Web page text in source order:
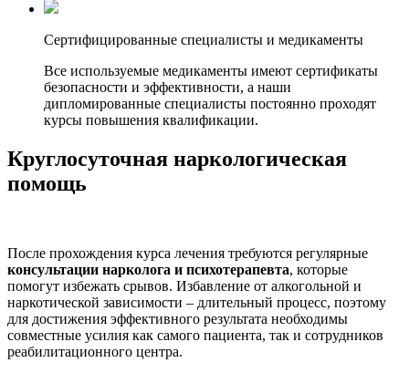
Сертифицированные специалисты и медикаменты
Все используемые медикаменты имеют сертификаты
безопасности и эффективности, а наши
дипломированные специалисты постоянно проходят
курсы повышения квалификации.
Круглосуточная наркологическая
помощь
После прохождения курса лечения требуются регулярные
консультации нарколога и психотерапевта, которые
помогут избежать срывов. Избавление от алкогольной и
наркотической зависимости – длительный процесс, поэтому
для достижения эффективного результата необходимы
совместные усилия как самого пациента, так и сотрудников
реабилитационного центра.